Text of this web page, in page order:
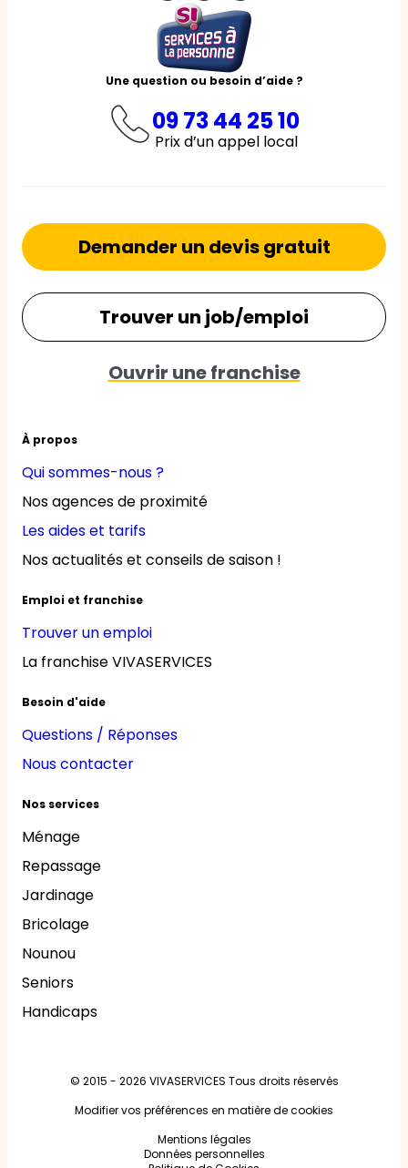
Une question ou besoin d’aide ?
09 73 44 25 10
Prix d’un appel local
À propos
Qui sommes-nous ?
Nos agences de proximité
Les aides et tarifs
Nos actualités et conseils de saison !
Emploi et franchise
Trouver un emploi
La franchise VIVASERVICES
Besoin d'aide
Questions / Réponses
Nous contacter
Nos services
Ménage
Repassage
Jardinage
Bricolage
Nounou
Seniors
Handicaps
Demander un devis gratuit
Trouver un job/emploi
Ouvrir une franchise
© 2015 - 2026 VIVASERVICES Tous droits réservés
Modifier vos préférences en matière de cookies
Mentions légales
Données personnelles